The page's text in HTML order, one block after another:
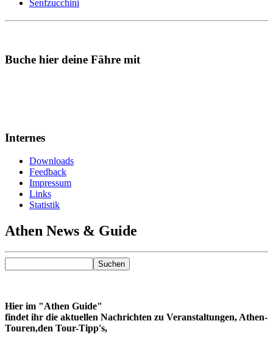
Senfzucchini
Buche hier deine Fähre mit
Internes
Downloads
Feedback
Impressum
Links
Statistik
Athen News & Guide
Hier im "Athen Guide"
findet ihr die aktuellen Nachrichten zu Veranstaltungen, Athen-
Touren,den Tour-Tipp's,